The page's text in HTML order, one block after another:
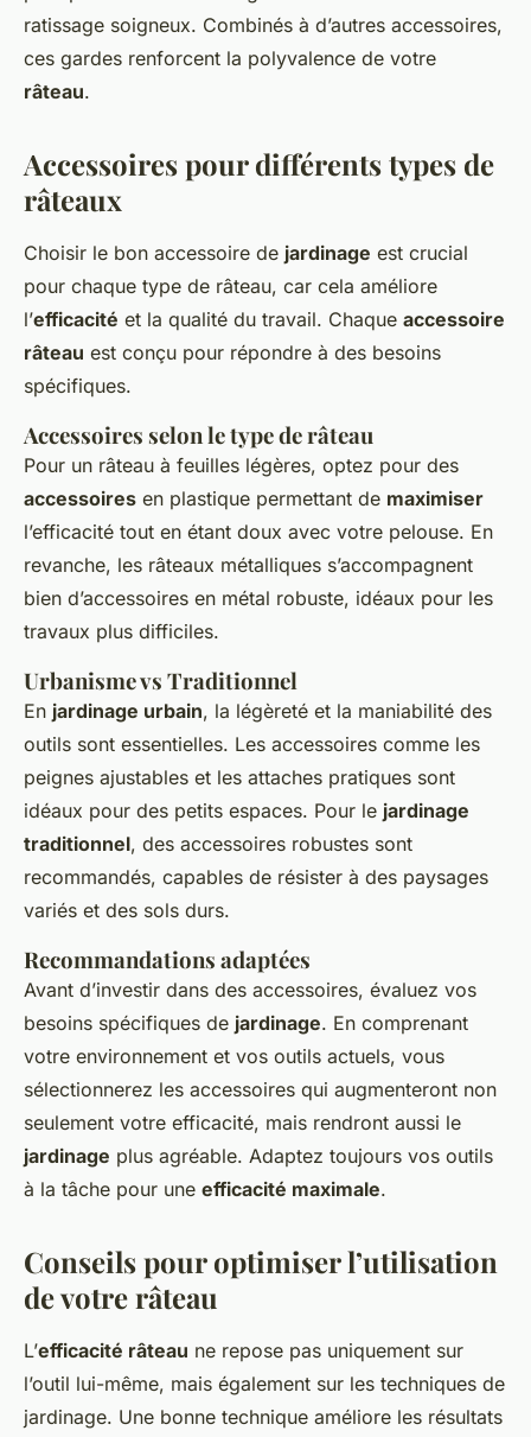
ratissage soigneux. Combinés à d’autres accessoires,
ces gardes renforcent la polyvalence de votre
râteau.
Accessoires pour différents types de
râteaux
Choisir le bon accessoire de jardinage est crucial
pour chaque type de râteau, car cela améliore
l’efficacité et la qualité du travail. Chaque accessoire
râteau est conçu pour répondre à des besoins
spécifiques.
Accessoires selon le type de râteau
Pour un râteau à feuilles légères, optez pour des
accessoires en plastique permettant de maximiser
l’efficacité tout en étant doux avec votre pelouse. En
revanche, les râteaux métalliques s’accompagnent
bien d’accessoires en métal robuste, idéaux pour les
travaux plus difficiles.
Urbanisme vs Traditionnel
En jardinage urbain, la légèreté et la maniabilité des
outils sont essentielles. Les accessoires comme les
peignes ajustables et les attaches pratiques sont
idéaux pour des petits espaces. Pour le jardinage
traditionnel, des accessoires robustes sont
recommandés, capables de résister à des paysages
variés et des sols durs.
Recommandations adaptées
Avant d’investir dans des accessoires, évaluez vos
besoins spécifiques de jardinage. En comprenant
votre environnement et vos outils actuels, vous
sélectionnerez les accessoires qui augmenteront non
seulement votre efficacité, mais rendront aussi le
jardinage plus agréable. Adaptez toujours vos outils
à la tâche pour une efficacité maximale.
Conseils pour optimiser l’utilisation
de votre râteau
L’efficacité râteau ne repose pas uniquement sur
l’outil lui-même, mais également sur les techniques de
jardinage. Une bonne technique améliore les résultats